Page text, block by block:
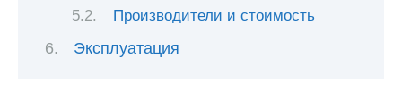
Производители и стоимость
Эксплуатация